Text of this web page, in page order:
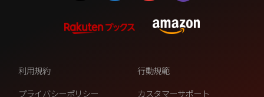
利用規約
行動規範
プライバシーポリシー
カスタマーサポート